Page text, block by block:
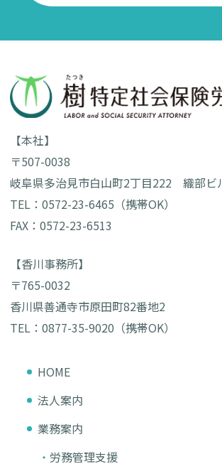
【本社】
〒507-0038
岐阜県多治見市白山町2丁目222 織部ビ
TEL：0572-23-6465（携帯OK）
FAX：0572-23-6513
【香川事務所】
〒765-0032
香川県善通寺市原田町82番地2
TEL：0877-35-9020（携帯OK）
HOME
法人案内
業務案内
労務管理支援